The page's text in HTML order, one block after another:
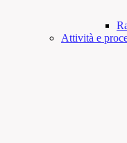
Attività e